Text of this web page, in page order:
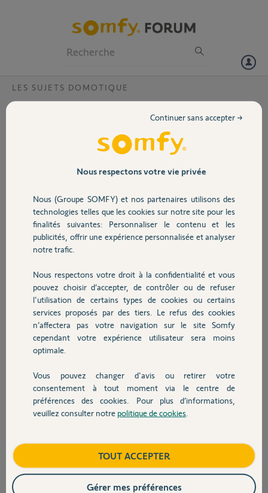
Volet
Sécurité
Domotique
Chauffage
Autres produits
Devis avec un pro
Contact
LES SUJETS DOMOTIQUE
Désactivation caméra via Ok Google
je configure actuellement ma Caméra Somfy avec la fonction
fonction vocale "Ok Google".
Si je dis OK Google, "Active Caméra", cela fonctionne parfaitement
bien. Par contre si je lui dis, "Désactive Caméra", il me demande
Je souhaiterais ne pas avoir à lui dicter mon code PIN, comment faire
svp ? Ou une astuce peut-être ?
Merci beaucoup pour votre aide,
Anthony
il y a plus d'un an
Participer au fil de discussion
Réponses
Bonjour Anthony
Pour votre problème il faut demander à Google.
Ce n'est pas une restriction Somfy, mais une restriction de Google
Nous respectons votre vie privée
Nous (Groupe SOMFY) et nos partenaires utilisons des
technologies telles que les cookies sur notre site pour les
finalités suivantes: Personnaliser le contenu et les
publicités, offrir une expérience personnalisée et analyser
notre trafic.
Nous respectons votre droit à la confidentialité et vous
pouvez choisir d’accepter, de contrôler ou de refuser
l'utilisation de certains types de cookies ou certains
services proposés par des tiers. Le refus des cookies
n’affectera pas votre navigation sur le site Somfy
cependant votre expérience utilisateur sera moins
optimale.
Vous pouvez changer d'avis ou retirer votre
consentement à tout moment via le centre de
préférences des cookies. Pour plus d’informations,
veuillez consulter notre politique de cookies
Continuer sans accepter →
TOUT ACCEPTER
Gérer mes préférences